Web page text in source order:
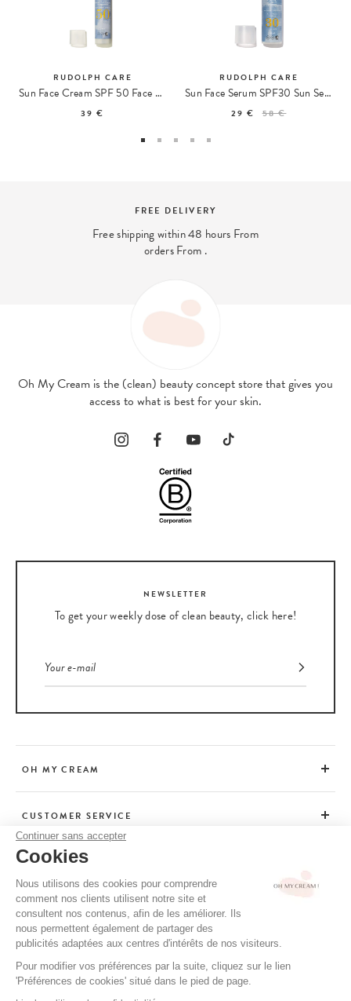
Continuer sans accepter
Cookies
Nous utilisons des cookies pour comprendre
comment nos clients utilisent notre site et
consultent nos contenus, afin de les améliorer. Ils
nous permettent également de partager des
publicités adaptées aux centres d'intérêts de nos visiteurs.
Pour modifier vos préférences par la suite, cliquez sur le lien
'Préférences de cookies' situé dans le pied de page.
RUDOLPH CARE
Sun Face Cream SPF 50 Face Sunscreen
39 €
RUDOLPH CARE
Sun Face Serum SPF30 Sun Serum
29 € 58 €
FREE DELIVERY
Free shipping within 48 hours From
orders From .
Oh My Cream is the (clean) beauty concept store that gives you
access to what is best for your skin.
NEWSLETTER
To get your weekly dose of clean beauty, click here!
OH MY CREAM
CUSTOMER SERVICE
ADVICE
CGV / CGU
TERMS OF USE
PRIVACY POLICY
CREDITS